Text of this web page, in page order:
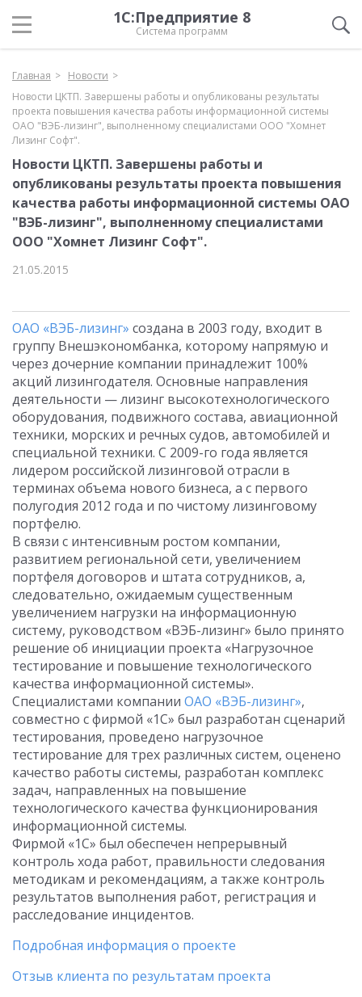
1С:Предприятие 8
Система программ
Главная
Новости
Новости ЦКТП. Завершены работы и опубликованы результаты
проекта повышения качества работы информационной системы
ОАО "ВЭБ-лизинг", выполненному специалистами ООО "Хомнет
Лизинг Софт".
Новости ЦКТП. Завершены работы и
опубликованы результаты проекта повышения
качества работы информационной системы ОАО
"ВЭБ-лизинг", выполненному специалистами
ООО "Хомнет Лизинг Софт".
21.05.2015
ОАО «ВЭБ-лизинг» создана в 2003 году, входит в
группу Внешэкономбанка, которому напрямую и
через дочерние компании принадлежит 100%
акций лизингодателя. Основные направления
деятельности — лизинг высокотехнологического
оборудования, подвижного состава, авиационной
техники, морских и речных судов, автомобилей и
специальной техники. С 2009-го года является
лидером российской лизинговой отрасли в
терминах объема нового бизнеса, а с первого
полугодия 2012 года и по чистому лизинговому
портфелю.
В связи с интенсивным ростом компании,
развитием региональной сети, увеличением
портфеля договоров и штата сотрудников, а,
следовательно, ожидаемым существенным
увеличением нагрузки на информационную
систему, руководством «ВЭБ-лизинг» было принято
решение об инициации проекта «Нагрузочное
тестирование и повышение технологического
качества информационной системы».
Специалистами компании ОАО «ВЭБ-лизинг»,
совместно с фирмой «1С» был разработан сценарий
тестирования, проведено нагрузочное
тестирование для трех различных систем, оценено
качество работы системы, разработан комплекс
задач, направленных на повышение
технологического качества функционирования
информационной системы.
Фирмой «1С» был обеспечен непрерывный
контроль хода работ, правильности следования
методикам и рекомендациям, а также контроль
результатов выполнения работ, регистрация и
расследование инцидентов.
Подробная информация о проекте
Отзыв клиента по результатам проекта